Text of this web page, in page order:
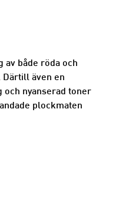
av både röda och
Därtill även en
nyanserad toner
plockmaten